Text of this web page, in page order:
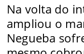
Na volta do
ampliou o
Negueba